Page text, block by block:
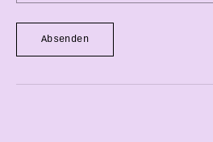
Absenden